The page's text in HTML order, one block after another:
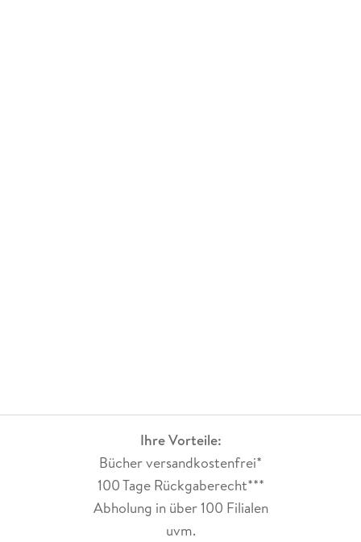
Ihre Vorteile:
Bücher versandkostenfrei*
100 Tage Rückgaberecht***
Abholung in über 100 Filialen
uvm.